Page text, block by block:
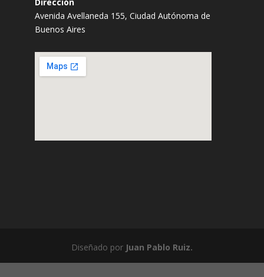
Dirección
Avenida Avellaneda 155, Ciudad Autónoma de
Buenos Aires
Diseñado por Juan Pablo Ruiz.